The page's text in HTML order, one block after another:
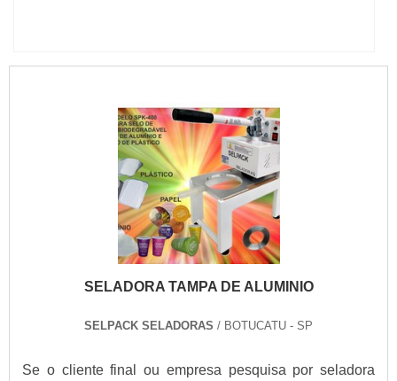
qualidade, a empresa oferece uma variedade de itens
transportadora de roletes.É reconhecida por ser uma
empresa comprometida com seus serviços e que preza
pela segurança, padrões alcançados por possuir
escritório de alta qualidade onde são realizadas as
atividades e linha de produção focada em embalagens
sustentáveis âÂÂÂÂÂÂâÂÂÂÂÂÂe ecológicas.Tudo
isso, unido a um time de equipe multidisciplinar de
consultores associados e profissionais com vasta
experiência na área de atuação, fecha o ciclo de
SELADORA TAMPA DE ALUMINIO
SELPACK SELADORAS / BOTUCATU - SP
Se o cliente final ou empresa pesquisa por seladora